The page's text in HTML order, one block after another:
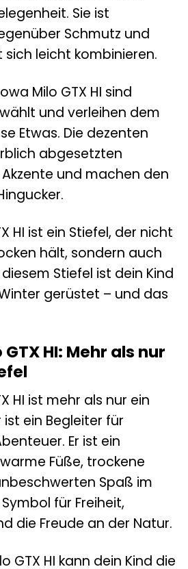
Sie ist
Schmutz und
sich leicht kombinieren.
Milo GTX HI sind
und verleihen dem
Etwas. Die dezenten
abgesetzten
und machen den
HI ist ein Stiefel, der nicht
hält, sondern auch
Stiefel ist dein Kind
gerüstet – und das
HI: Mehr als nur
HI ist mehr als nur ein
ein Begleiter für
Er ist ein
Füße, trockene
Spaß im
für Freiheit,
die Freude an der Natur.
GTX HI kann dein Kind die